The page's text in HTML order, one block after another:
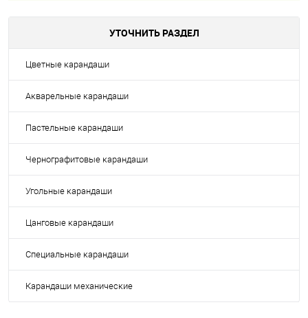
УТОЧНИТЬ РАЗДЕЛ
Цветные карандаши
Акварельные карандаши
Пастельные карандаши
Чернографитовые карандаши
Угольные карандаши
Цанговые карандаши
Специальные карандаши
Карандаши механические